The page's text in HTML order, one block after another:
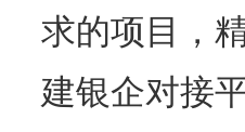
求的项目，
建银企对接